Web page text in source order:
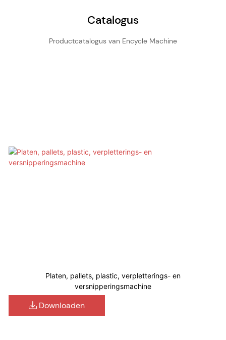
Catalogus
Productcatalogus van Encycle Machine
Platen, pallets, plastic, verpletterings- en
versnipperingsmachine
Downloaden